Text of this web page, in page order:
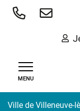
Aller
MENU
Ville de Villeneuve-